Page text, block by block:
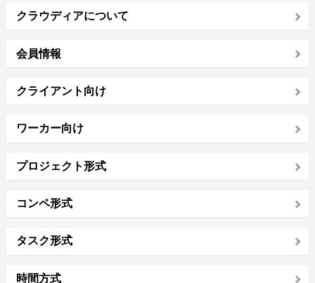
クラウディアについて
会員情報
クライアント向け
ワーカー向け
プロジェクト形式
コンペ形式
タスク形式
時間方式